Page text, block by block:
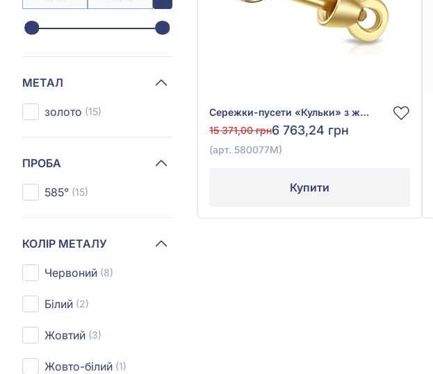
МЕТАЛ
золото (15)
ПРОБА
585° (15)
КОЛІР МЕТАЛУ
Червоний (8)
Білий (2)
Жовтий (3)
Жовто-білий (1)
Сережки-пусети «Кульки» з жовтого золота 585°, без вставки, арт. 580077М
15 371,00 грн6 763,24 грн
(арт. 580077М)
Купити